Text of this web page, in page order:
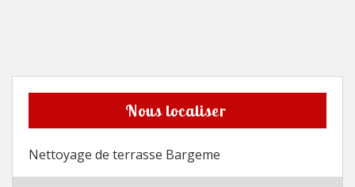
Nous localiser
Nettoyage de terrasse Bargeme